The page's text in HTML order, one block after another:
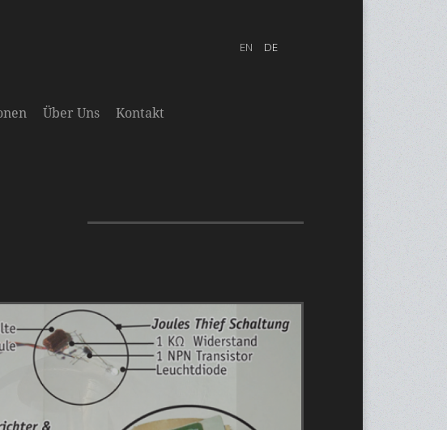
Über Uns Kontakt
kommt